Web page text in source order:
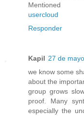
Mentioned
usercloud
Responder
Kapil 27 de
we know some
about the
group grows
proof. Many
especially the